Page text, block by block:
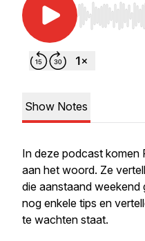
Use Left/
Show Notes
In deze podcast komen
aan het woord. Ze
die aanstaand weekend
nog enkele tips en
te wachten staat.